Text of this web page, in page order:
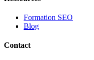
Formation SEO
Blog
Contact